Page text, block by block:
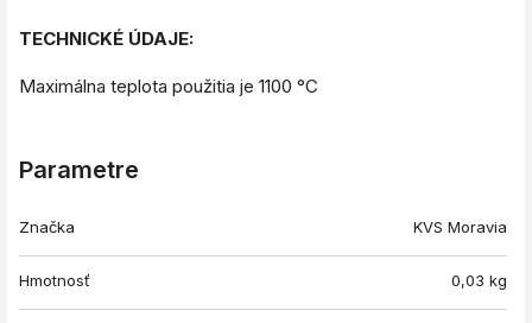
TECHNICKÉ ÚDAJE:
Maximálna teplota použitia je 1100 °C
Parametre
Značka KVS Moravia
Hmotnosť 0,03 kg